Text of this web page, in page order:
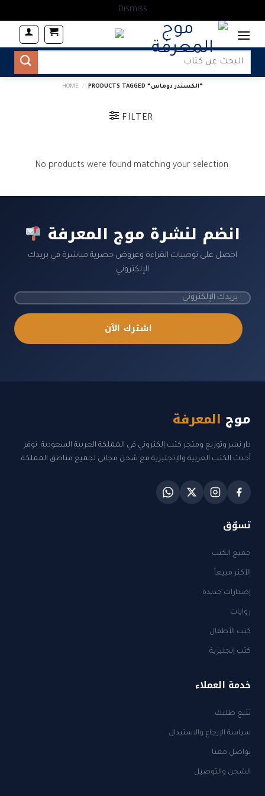
Dismiss
content
Search
HOME / PRODUCTS TAGGED “الكسندر دوماس”
FILTER
No products were found matching your selection.
انضم لنشرة موج المعرفة
احصل على توصيات القراءة وعروض حصرية مباشرة في بريدك
الإلكتروني
اشترك الآن
موج المعرفة
دار نشر وتوزيع ومتجر كتب إلكتروني في المملكة العربية السعودية. نوفر
أحدث الكتب العربية والإنجليزية مع شحن مجاني لجميع مناطق المملكة.
تسوّق
جميع الكتب
الأكثر مبيعاً
إصدارات جديدة
روايات
كتب الأطفال
كتب إنجليزية
خدمة العملاء
تتبع طلبك
سياسة الإرجاع والاستبدال
تواصل معنا
الشحن والتوصيل